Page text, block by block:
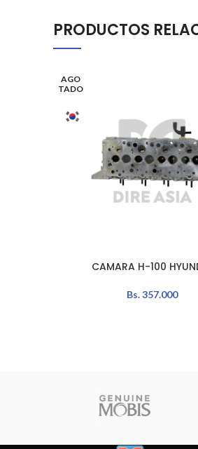
PRODUCTOS
AGO
TADO
LEER MÁSCAMARA H-100
Bs.357.000